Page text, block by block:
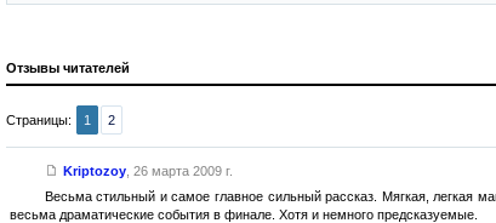
Отзывы читателей
Страницы: 1 2
Kriptozoy, 26 марта 2009 г.
Весьма стильный и самое главное сильный рассказ. Мягкая, легкая
весьма драматические события в финале. Хотя и немного предсказуемые.